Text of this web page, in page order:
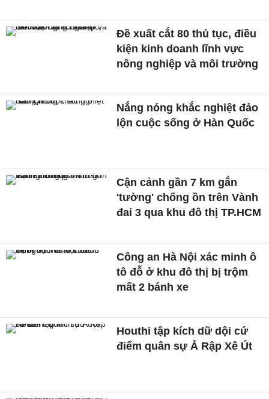
Đề xuất cắt 80 thủ tục, điều
kiện kinh doanh lĩnh vực
nông nghiệp và môi trường
Nắng nóng khắc nghiệt đảo
lộn cuộc sống ở Hàn Quốc
Cận cảnh gần 7 km gắn
'tường' chống ồn trên Vành
đai 3 qua khu đô thị TP.HCM
Công an Hà Nội xác minh ô
tô đỗ ở khu đô thị bị trộm
mất 2 bánh xe
Houthi tập kích dữ dội cứ
điểm quân sự Ả Rập Xê Út